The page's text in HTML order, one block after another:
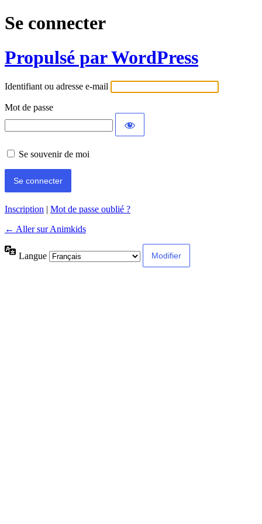
Se connecter
Propulsé par WordPress
Identifiant ou adresse e-mail
Mot de passe
Se souvenir de moi
Inscription | Mot de passe oublié ?
← Aller sur Animkids
Langue